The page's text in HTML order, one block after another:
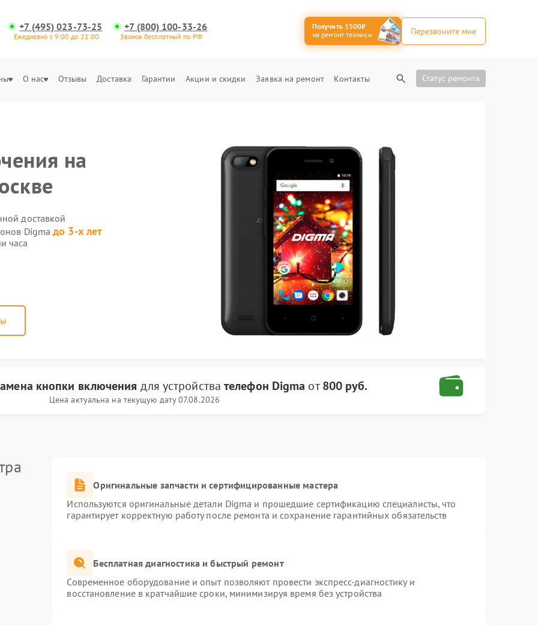
+7 (495) 023-73-25
Ежедневно с 9:00 до 21:00
+7 (800) 100-33-26
Звонок бесплатный по РФ
Получить 1500₽
на ремонт техники
Перезвоните мне
О нас Отзывы Доставка Гарантии Акции и скидки Заявка на ремонт Контакты Статус ремонта
на
доставкой
Digmaдо 3-х лет
часа
кнопки включения для устройствателефон Digma от800 руб.
Цена актуальна на текущую дату 07.08.2026
Оригинальные запчасти и сертифицированные мастера
Используются оригинальные детали Digma и прошедшие сертификацию специалисты, что
гарантирует корректную работу после ремонта и сохранение гарантийных обязательств
Бесплатная диагностика и быстрый ремонт
Современное оборудование и опыт позволяют провести экспресс-диагностику и
восстановление в кратчайшие сроки, минимизируя время без устройства